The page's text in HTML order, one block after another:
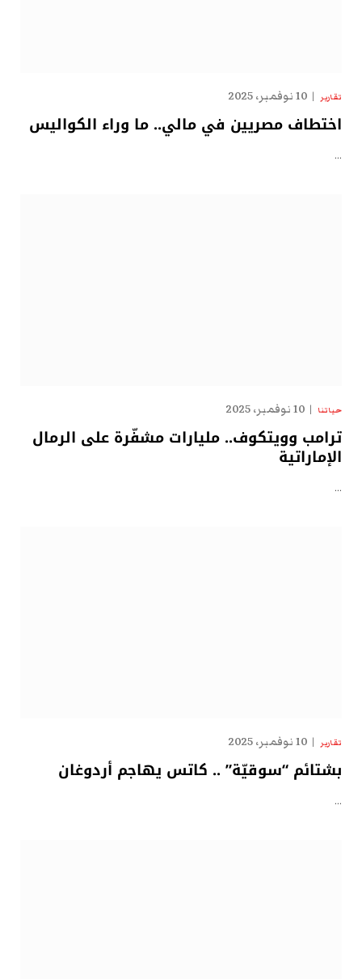
تقارير 10 نوفمبر، 2025
اختطاف مصريين في مالي.. ما وراء الكواليس
…
حياتنا 10 نوفمبر، 2025
ترامب وويتكوف.. مليارات مشفّرة على الرمال
الإماراتية
…
تقارير 10 نوفمبر، 2025
بشتائم “سوقيّة” .. كاتس يهاجم أردوغان
…